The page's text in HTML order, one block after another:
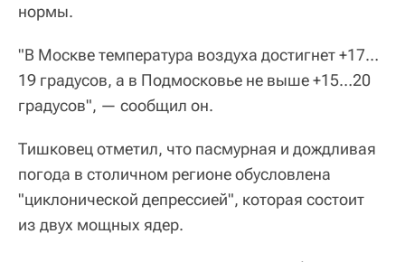
нормы.
"В Москве температура воздуха достигнет +17…
19 градусов, а в Подмосковье не выше +15…20
градусов", — сообщил он.
Тишковец отметил, что пасмурная и дождливая
погода в столичном регионе обусловлена
"циклонической депрессией", которая состоит
из двух мощных ядер.